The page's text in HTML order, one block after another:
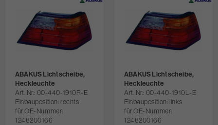
ABAKUS Lichtscheibe,
Heckleuchte
Art. Nr. 00-440-1910R-E
Einbauposition: rechts
für OE-Nummer:
1248200166
ABAKUS Lichtscheibe,
Heckleuchte
Art. Nr. 00-440-1910L-E
Einbauposition: links
für OE-Nummer:
1248200166